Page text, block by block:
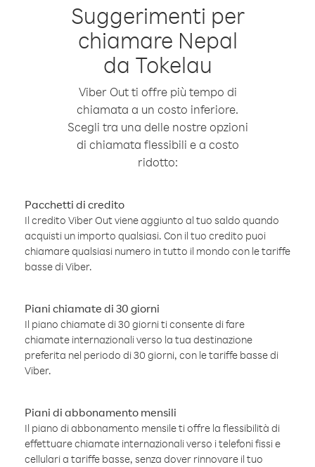
Suggerimenti per
chiamare Nepal
da Tokelau
Viber Out ti offre più tempo di
chiamata a un costo inferiore.
Scegli tra una delle nostre opzioni
di chiamata flessibili e a costo
ridotto:
Pacchetti di credito
Il credito Viber Out viene aggiunto al tuo saldo quando
acquisti un importo qualsiasi. Con il tuo credito puoi
chiamare qualsiasi numero in tutto il mondo con le tariffe
basse di Viber.
Piani chiamate di 30 giorni
Il piano chiamate di 30 giorni ti consente di fare
chiamate internazionali verso la tua destinazione
preferita nel periodo di 30 giorni, con le tariffe basse di
Viber.
Piani di abbonamento mensili
Il piano di abbonamento mensile ti offre la flessibilità di
effettuare chiamate internazionali verso i telefoni fissi e
cellulari a tariffe basse, senza dover rinnovare il tuo